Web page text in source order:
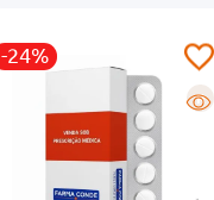
-24%
R